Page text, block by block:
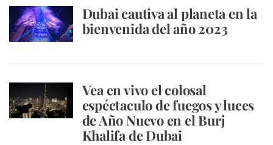
Dubai cautiva al planeta en la
bienvenida del año 2023
Vea en vivo el colosal
espéctaculo de fuegos y luces
de Año Nuevo en el Burj
Khalifa de Dubai